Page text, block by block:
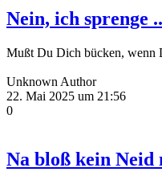
Nein, ich sprenge
Mußt Du Dich bücken, wenn
Unknown Author
22. Mai 2025 um 21:56
0
Na bloß kein Neid